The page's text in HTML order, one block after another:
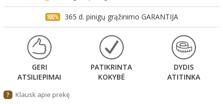
365 d. pinigų grąžinimo GARANTIJA
GERI
ATSILIEPIMAI
PATIKRINTA
KOKYBĖ
DYDIS
ATITINKA
?
Klausk apie prekę